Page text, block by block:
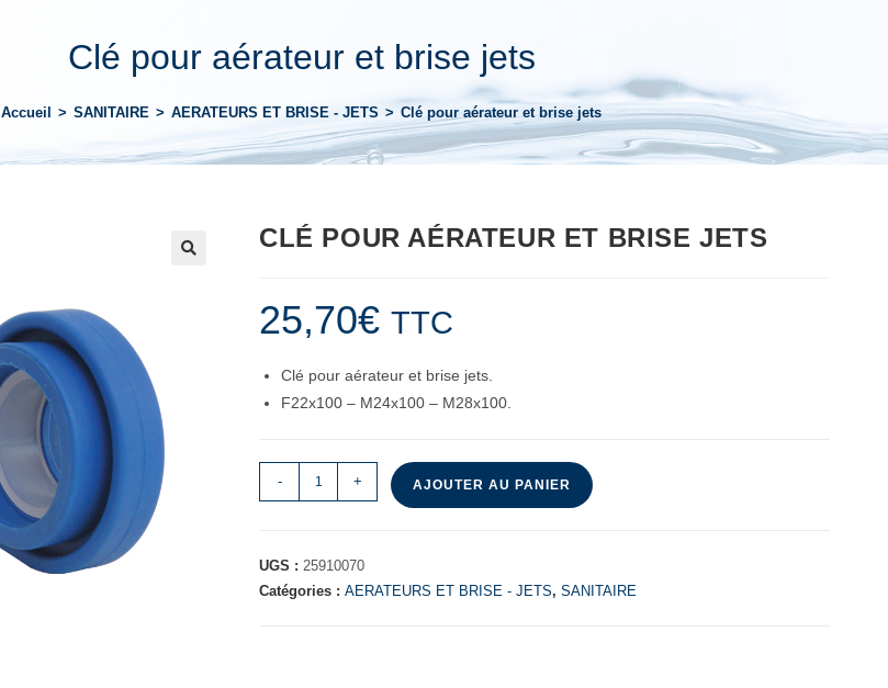
Clé pour aérateur et brise jets
Accueil > SANITAIRE > AERATEURS ET BRISE - JETS > Clé pour aérateur et brise jets
CLÉ POUR AÉRATEUR ET BRISE JETS
25,70€ TTC
Clé pour aérateur et brise jets.
F22x100 – M24x100 – M28x100.
- + AJOUTER AU PANIER
UGS :25910070
Catégories :AERATEURS ET BRISE - JETS,SANITAIRE